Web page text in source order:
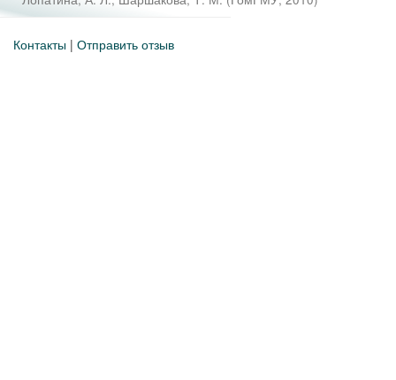
Контакты | Отправить отзыв